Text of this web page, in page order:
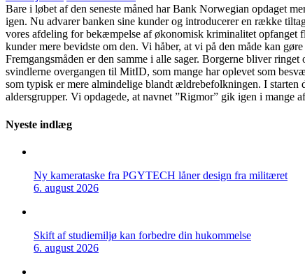
Bare i løbet af den seneste måned har Bank Norwegian opdaget
igen. Nu advarer banken sine kunder og introducerer en række
vores afdeling for bekæmpelse af økonomisk kriminalitet opfanget
kunder mere bevidste om den. Vi håber, at vi på den måde kan
Fremgangsmåden er den samme i alle sager. Borgerne bliver
svindlerne overgangen til MitID, som mange har oplevet som
som typisk er mere almindelige blandt ældrebefolkningen. I starten
aldersgrupper. Vi opdagede, at navnet ”Rigmor” gik igen i mange
Nyeste indlæg
Ny kamerataske fra PGYTECH låner design fra militæret
6. august 2026
Skift af studiemiljø kan forbedre din hukommelse
6. august 2026